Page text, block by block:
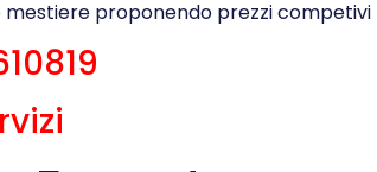
proponendo prezzi competivi